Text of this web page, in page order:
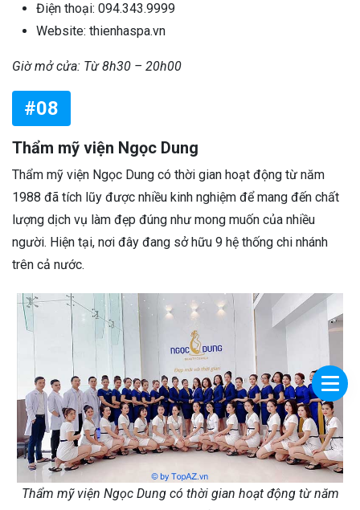
Điện thoại: 094.343.9999
Website: thienhaspa.vn
Giờ mở cửa: Từ 8h30 – 20h00
#08
Thẩm mỹ viện Ngọc Dung
Thẩm mỹ viện Ngọc Dung có thời gian hoạt động từ năm
1988 đã tích lũy được nhiều kinh nghiệm để mang đến chất
lượng dịch vụ làm đẹp đúng như mong muốn của nhiều
người. Hiện tại, nơi đây đang sở hữu 9 hệ thống chi nhánh
trên cả nước.
Thẩm mỹ viện Ngọc Dung có thời gian hoạt động từ năm